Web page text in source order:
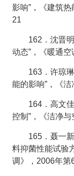
影响”，《建筑
21
162．沈晋
动态”，《暖通
163．许琼
能的影响”，《
164．高文
控制”，《洁净
165．聂一
料抑菌性能试验
调》，2006年第